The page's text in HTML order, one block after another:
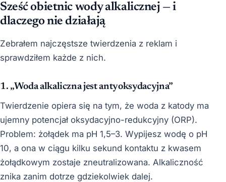
Sześć obietnic wody alkalicznej — i
dlaczego nie działają
Zebrałem najczęstsze twierdzenia z reklam i
sprawdziłem każde z nich.
1. „Woda alkaliczna jest antyoksydacyjna”
Twierdzenie opiera się na tym, że woda z katody ma
ujemny potencjał oksydacyjno-redukcyjny (ORP).
Problem: żołądek ma pH 1,5–3. Wypijesz wodę o pH
10, a ona w ciągu kilku sekund kontaktu z kwasem
żołądkowym zostaje zneutralizowana. Alkaliczność
znika zanim dotrze gdziekolwiek dalej.